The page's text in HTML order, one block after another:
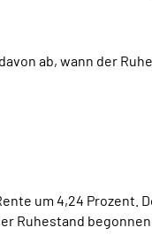
ab, wann der
um 4,24 Prozent.
Ruhestand begonnen